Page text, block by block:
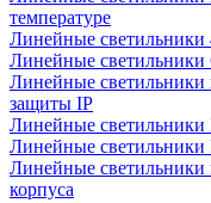
температуре
Линейные светильники
Линейные светильники
Линейные светильники
защиты IP
Линейные светильники
Линейные светильники
Линейные светильники
корпуса